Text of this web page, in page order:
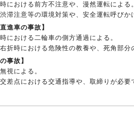
三分野）
プ
における前方不注意や、漫然運転による
渋滞注意等の環境対策や、安全運転呼びか
進車の事故】
における二輪車の側方通過による。
右折時における危険性の教養や、死角部分
事故】
視による。
交差点における交通指導や、取締りが必要